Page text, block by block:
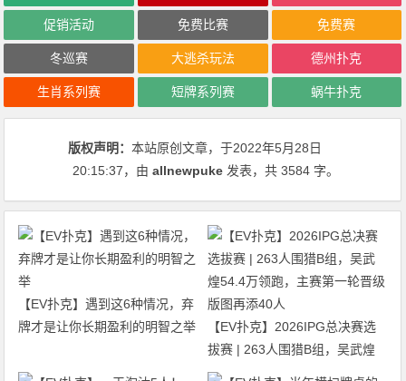
促销活动 免费比赛 免费赛
冬巡赛 大逃杀玩法 德州扑克
生肖系列赛 短牌系列赛 蜗牛扑克
版权声明：本站原创文章，于2022年5月28日
20:15:37，由allnewpuke 发表，共 3584 字。
【EV扑克】遇到这6种情况，弃
牌才是让你长期盈利的明智之举
【EV扑克】2026IPG总决赛选
拔赛 | 263人围猎B组，吴武煌
54.4万领跑，主赛第一轮晋级版